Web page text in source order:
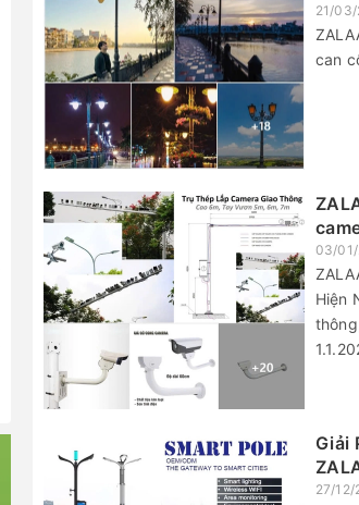
21/
can
03/
Hiện
Giải
27/12/